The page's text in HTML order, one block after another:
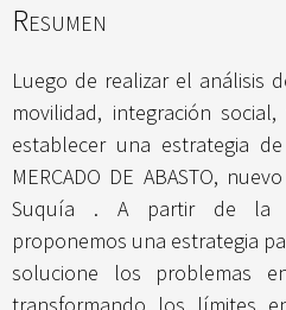
Resumen
Luego de realizar el análisis
movilidad, integración
establecer una estrategia
MERCADO DE ABASTO,
Suquía . A partir de la
proponemos una estrategia
solucione los problemas